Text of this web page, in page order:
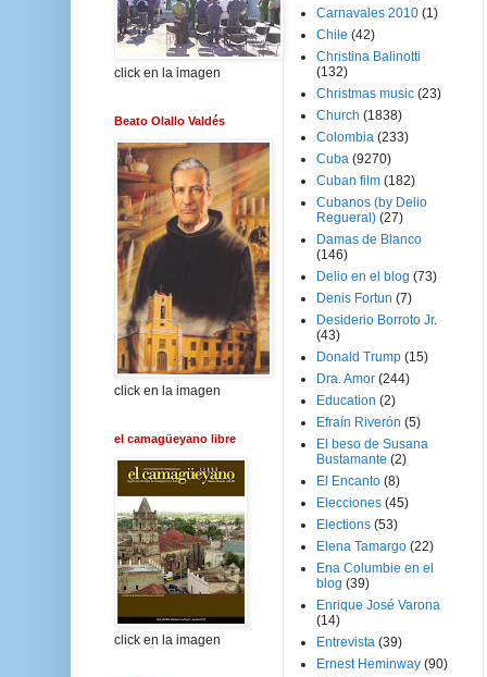
click en la imagen
Beato Olallo Valdés
click en la imagen
el camagüeyano libre
click en la imagen
Carnavales 2010 (1)
Chile (42)
Christina Balinotti
(132)
Christmas music (23)
Church (1838)
Colombia (233)
Cuba (9270)
Cuban film (182)
Cubanos (by Delio
Regueral) (27)
Damas de Blanco
(146)
Delio en el blog (73)
Denis Fortun (7)
Desiderio Borroto Jr.
(43)
Donald Trump (15)
Dra. Amor (244)
Education (2)
Efraín Riverón (5)
El beso de Susana
Bustamante (2)
El Encanto (8)
Elecciones (45)
Elections (53)
Elena Tamargo (22)
Ena Columbie en el
blog (39)
Enrique José Varona
(14)
Entrevista (39)
Ernest Heminway (90)